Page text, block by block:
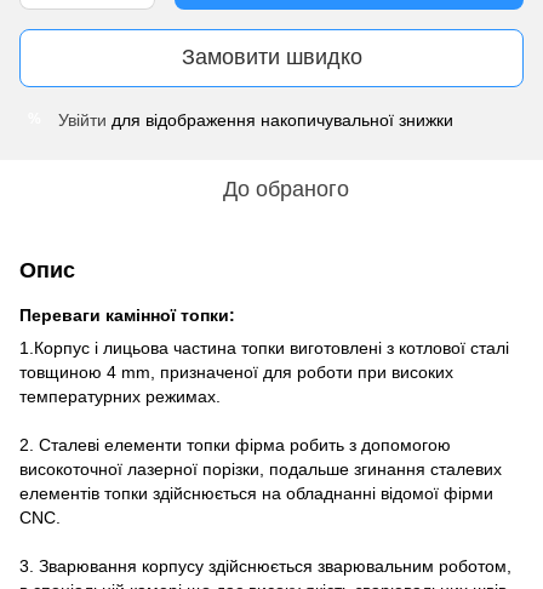
Замовити швидко
Увійти для відображення накопичувальної знижки
До обраного
Опис
Переваги камінної топки:
1.Корпус і лицьова частина топки виготовлені з котлової сталі
товщиною 4 mm, призначеної для роботи при високих
температурних режимах.
2. Сталеві елементи топки фірма робить з допомогою
високоточної лазерної порізки, подальше згинання сталевих
елементів топки здійснюється на обладнанні відомої фірми
CNC.
3. Зварювання корпусу здійснюється зварювальним роботом,